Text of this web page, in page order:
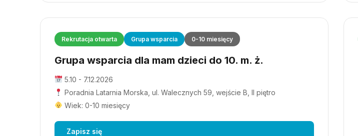
Rekrutacja otwarta Grupa wsparcia 0-10 miesięcy
Grupa wsparcia dla mam dzieci do 10. m. ż.
5.10 - 7.12.2026
Poradnia Latarnia Morska, ul. Walecznych 59, wejście B, II piętro
Wiek: 0-10 miesięcy
Zapisz się